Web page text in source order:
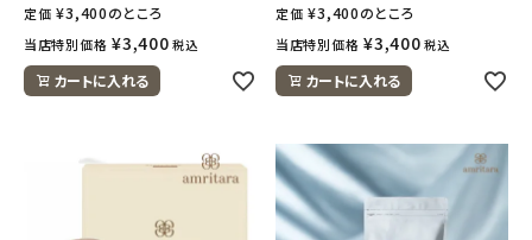
定価 ¥3,400のところ
当店特別価格 ¥3,400 税込
カートに入れる
定価 ¥3,400のところ
当店特別価格 ¥3,400 税込
カートに入れる